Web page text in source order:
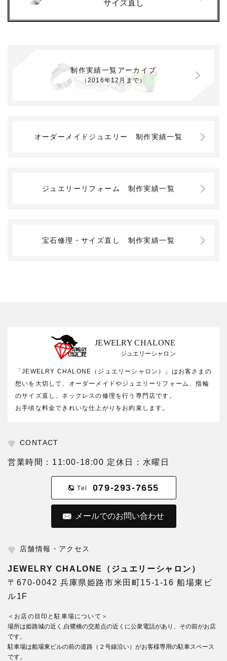
サイズ直し
制作実績一覧アーカイブ
（2016年12月まで）
オーダーメイドジュエリー 制作実績一覧
ジュエリーリフォーム 制作実績一覧
宝石修理・サイズ直し 制作実績一覧
JEWELRY CHALONE
ジュエリーシャロン
「JEWELRY CHALONE（ジュエリーシャロン）」はお客さまの
想いを大切して、オーダーメイドやジュエリーリフォーム、指輪
のサイズ直し、ネックレスの修理を行う専門店です。
お手頃な料金できれいな仕上がりをお約束します。
CONTACT
営業時間：11:00-18:00 定休日：水曜日
Tel 079-293-7655
メールでのお問い合わせ
店舗情報・アクセス
JEWELRY CHALONE（ジュエリーシャロン）
〒670-0042 兵庫県姫路市米田町15-1-16 船場東ビ
ル1F
＜お店の目印と駐車場について＞
場所は姫路城の近く,白鷺橋の交差点の近くに公衆電話があり、その前がお店
です。
駐車場は船場東ビルの前の道路（２号線沿い）がお客様専用の駐車スペース
です。